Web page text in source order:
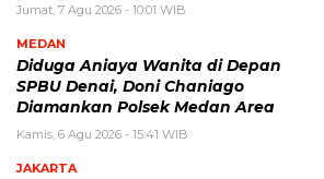
Jumat, 7 Agu 2026 - 10:01 WIB
MEDAN
Diduga Aniaya Wanita di Depan
SPBU Denai, Doni Chaniago
Diamankan Polsek Medan Area
Kamis, 6 Agu 2026 - 15:41 WIB
JAKARTA